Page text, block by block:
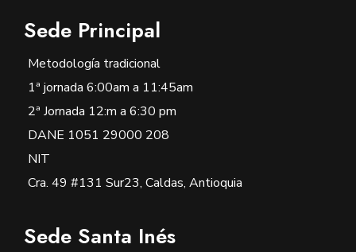
Sede Principal
Metodología tradicional
1ª jornada 6:00am a 11:45am
2ª Jornada 12:m a 6:30 pm
DANE 1051 29000 208
NIT
Cra. 49 #131 Sur23, Caldas, Antioquia
Sede Santa Inés